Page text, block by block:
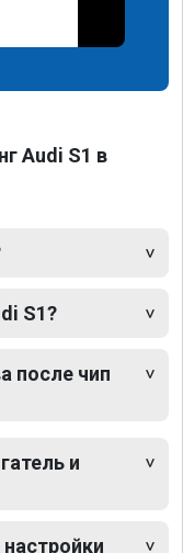
Audi S1 в
S1?
после чип
и